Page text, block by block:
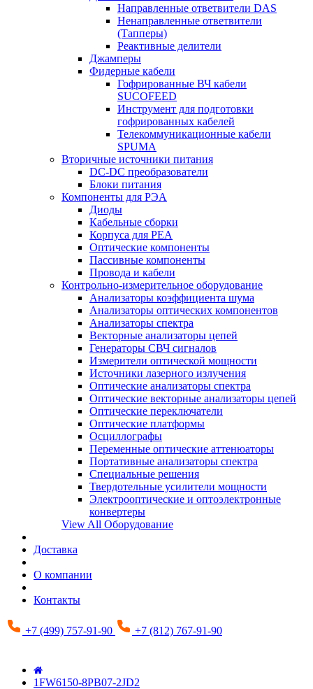
Направленные ответвители DAS
Ненаправленные ответвители
(Тапперы)
Реактивные делители
Джамперы
Фидерные кабели
Гофрированные ВЧ кабели
SUCOFEED
Инструмент для подготовки
гофрированных кабелей
Телекоммуникационные кабели
SPUMA
Вторичные источники питания
DC-DC преобразователи
Блоки питания
Компоненты для РЭА
Диоды
Кабельные сборки
Корпуса для РЕА
Оптические компоненты
Пассивные компоненты
Провода и кабели
Контрольно-измерительное оборудование
Анализаторы коэффициента шума
Анализаторы оптических компонентов
Анализаторы спектра
Векторные анализаторы цепей
Генераторы СВЧ сигналов
Измерители оптической мощности
Источники лазерного излучения
Оптические анализаторы спектра
Оптические векторные анализаторы цепей
Оптические переключатели
Оптические платформы
Осциллографы
Переменные оптические аттенюаторы
Портативные анализаторы спектра
Специальные решения
Твердотельные усилители мощности
Электрооптические и оптоэлектронные
конвертеры
View All Оборудование
Доставка
О компании
Контакты
+7 (499) 757-91-90 +7 (812) 767-91-90
1FW6150-8PB07-2JD2